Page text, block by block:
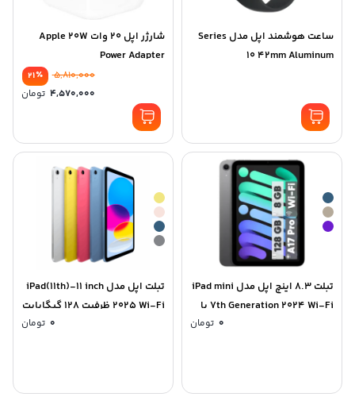
ساعت هوشمند اپل مدل Series
10 42mm Aluminum
شارژر اپل 20 وات Apple 20W
Power Adapter
٪21 5,810,000
4,570,000 تومان
تبلت 8.3 اینچ اپل مدل iPad mini
7th Generation 2024 Wi-Fi با
ظرفیت 128 گیگابایت و رم 8
0 تومان
تبلت اپل مدل iPad(11th)-11 inch
2025 Wi-Fi ظرفیت 128 گیگابایت
0 تومان